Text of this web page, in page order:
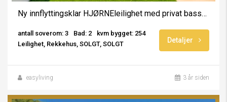
Ny innflyttingsklar HJØRNEleilighet med privat basseng – INKLUSIVE MØBLER + EKSTRA
antall soverom: 3 Bad: 2
kvm bygget: 254
Leilighet, Rekkehus, SOLGT, SOLGT
Detaljer
easyliving 3 år siden